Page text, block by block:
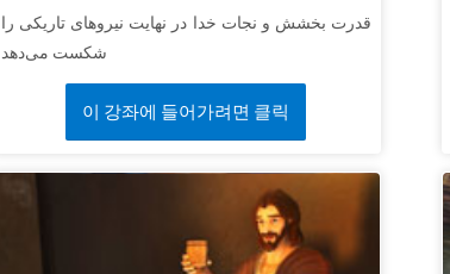
قدرت بخشش و نجات خدا در نهایت نیروهای تاریکی را
شکست می‌دهد
이 강좌에 들어가려면 클릭